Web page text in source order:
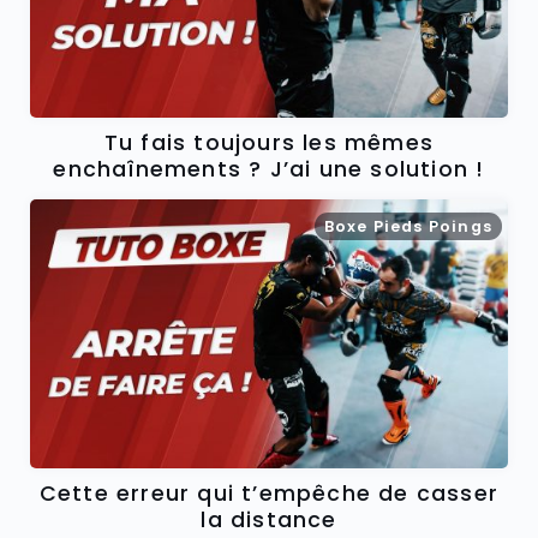
Tu fais toujours les mêmes
enchaînements ? J’ai une solution !
Boxe Pieds Poings
Cette erreur qui t’empêche de casser
la distance